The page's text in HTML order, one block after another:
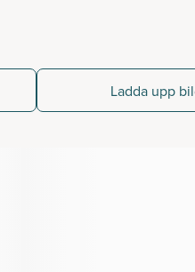
Ladda upp